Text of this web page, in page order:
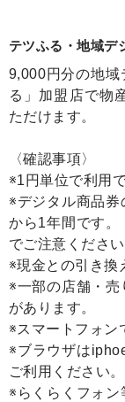
テツふる・地域デ
9,000円分の地域
る」加盟店で物
ただけます。
〈確認事項〉
※1円単位で利用
※デジタル商品券
から1年間です
でご注意ください
※現金との引き換
※一部の店舗・売
があります。
※スマートフォン
※ブラウザは
ご利用ください。
※らくらくフォン